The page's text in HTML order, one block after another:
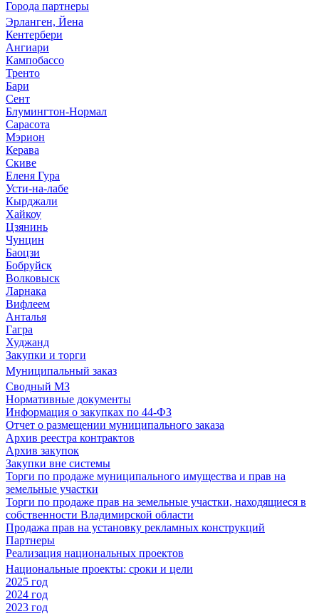
Города партнеры
Эрланген, Йена
Кентербери
Ангиари
Кампобассо
Тренто
Бари
Сент
Блумингтон-Нормал
Сарасота
Мэрион
Керава
Скиве
Еленя Гура
Усти-на-лабе
Кырджали
Хайкоу
Цзянинь
Чунцин
Баоцзи
Бобруйск
Волковыск
Ларнака
Вифлеем
Анталья
Гагра
Худжанд
Закупки и торги
Муниципальный заказ
Сводный МЗ
Нормативные документы
Информация о закупках по 44-ФЗ
Отчет о размещении муниципального заказа
Архив реестра контрактов
Архив закупок
Закупки вне системы
Торги по продаже муниципального имущества и прав на
земельные участки
Торги по продаже прав на земельные участки, находящиеся в
собственности Владимирской области
Продажа прав на установку рекламных конструкций
Партнеры
Реализация национальных проектов
Национальные проекты: сроки и цели
2025 год
2024 год
2023 год